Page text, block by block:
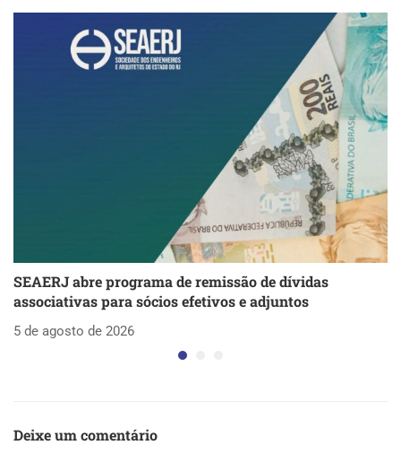
SEAERJ abre programa de remissão de dívidas
associativas para sócios efetivos e adjuntos
5 de agosto de 2026
Deixe um comentário